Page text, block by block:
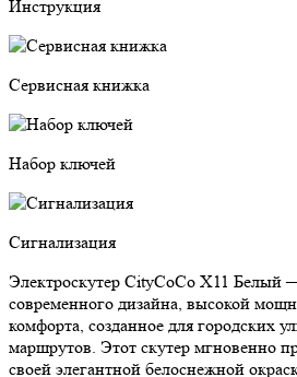
Инструкция
Сервисная книжка
Набор ключей
Сигнализация
Электроскутер CityCoCo X11 Белый
современного дизайна, высокой
комфорта, созданное для городских
маршрутов. Этот скутер мгновенно
своей элегантной белоснежной